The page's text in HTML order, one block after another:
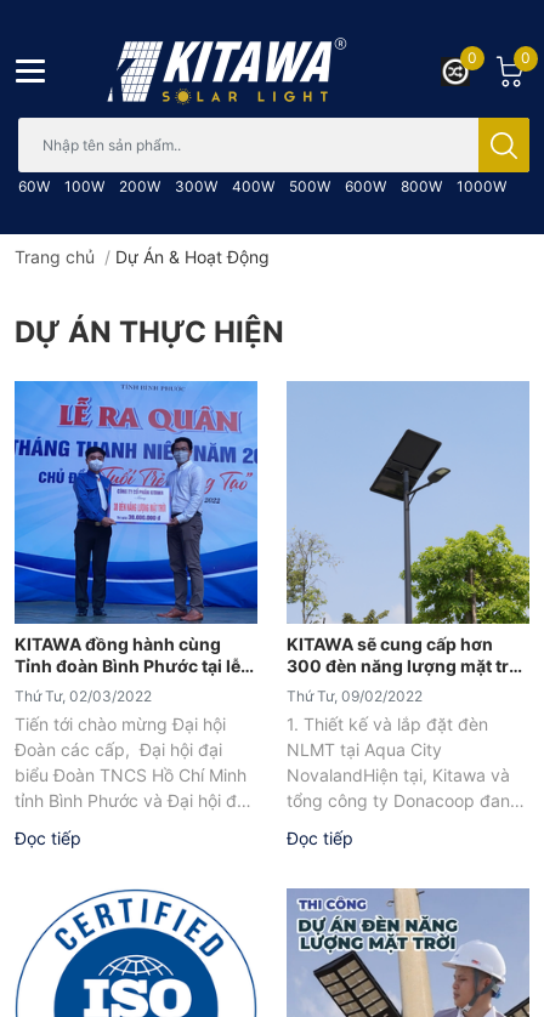
60W 100W 200W 300W 400W 500W 600W 800W 1000W
0
0
Trang chủ / Dự Án & Hoạt Động
DỰ ÁN THỰC HIỆN
KITAWA đồng hành cùng
Tỉnh đoàn Bình Phước tại lễ
ra quân tháng Thanh Niên
Thứ Tư, 02/03/2022
Tiến tới chào mừng Đại hội
Đoàn các cấp, Đại hội đại
biểu Đoàn TNCS Hồ Chí Minh
tỉnh Bình Phước và Đại hội đại
Đọc tiếp
KITAWA sẽ cung cấp hơn
300 đèn năng lượng mặt trời
cho dự án Aqua City
Novaland
Thứ Tư, 09/02/2022
1. Thiết kế và lắp đặt đèn
NLMT tại Aqua City
NovalandHiện tại, Kitawa và
tổng công ty Donacoop đang
tiến hành thỏa thuận những
bước...
Đọc tiếp